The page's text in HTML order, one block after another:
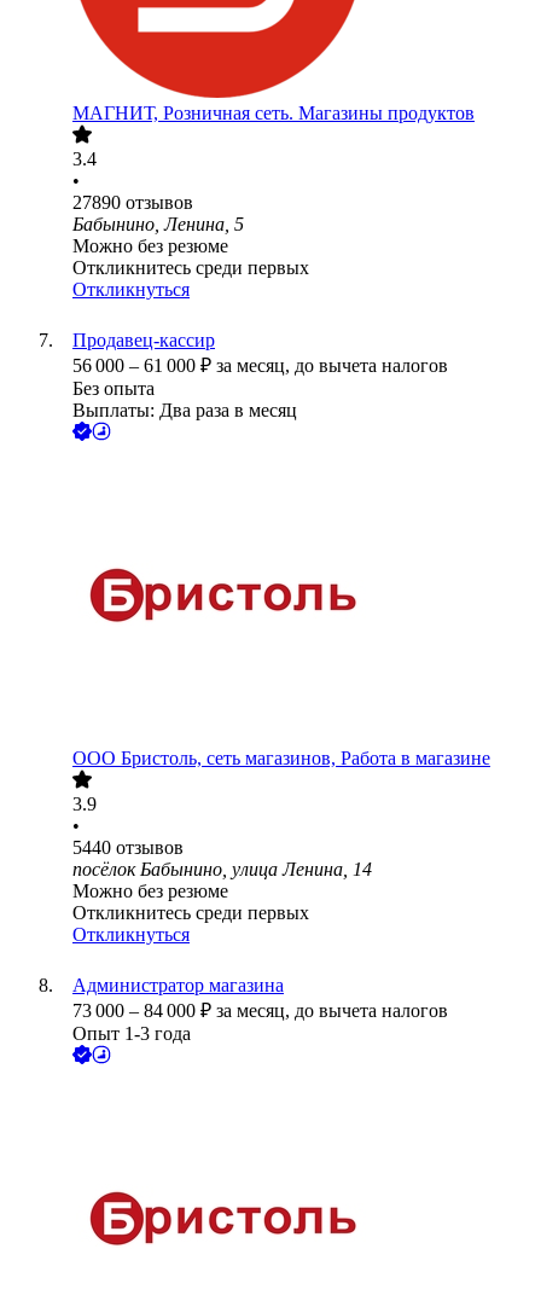
МАГНИТ, Розничная сеть. Магазины продуктов
3.4
•
27890 отзывов
Бабынино, Ленина, 5
Можно без резюме
Откликнитесь среди первых
Откликнуться
Продавец-кассир
56 000 – 61 000 ₽ за месяц, до вычета налогов
Без опыта
Выплаты: Два раза в месяц
ООО Бристоль, сеть магазинов, Работа в магазине
3.9
•
5440 отзывов
посёлок Бабынино, улица Ленина, 14
Можно без резюме
Откликнитесь среди первых
Откликнуться
Администратор магазина
73 000 – 84 000 ₽ за месяц, до вычета налогов
Опыт 1-3 года